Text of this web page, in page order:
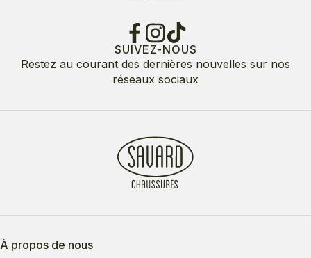
SUIVEZ-NOUS
Restez au courant des dernières nouvelles sur nos
réseaux sociaux
À propos de nous